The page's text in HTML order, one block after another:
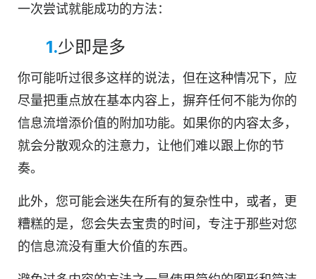
一次尝试就能成功的方法：
1.少即是多
你可能听过很多这样的说法，但在这种情况下，应
尽量把重点放在基本内容上，摒弃任何不能为你的
信息流增添价值的附加功能。如果你的内容太多，
就会分散观众的注意力，让他们难以跟上你的节
奏。
此外，您可能会迷失在所有的复杂性中，或者，更
糟糕的是，您会失去宝贵的时间，专注于那些对您
的信息流没有重大价值的东西。